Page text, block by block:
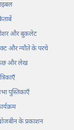
और बुकलेट
और न्यौते के परचे
और लेख
पुस्तिकाएँ
के प्रकाशन